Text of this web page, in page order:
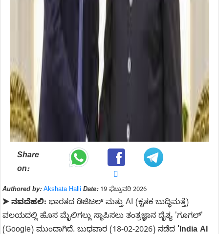
Share
on:
Authored by: Akshata Halli Date:19 ಫೆಬ್ರುವರಿ 2026
➤ ನವದೆಹಲಿ: ಭಾರತದ ಡಿಜಿಟಲ್ ಮತ್ತು AI (ಕೃತಕ ಬುದ್ಧಿಮತ್ತೆ)
ವಲಯದಲ್ಲಿ ಹೊಸ ಮೈಲಿಗಲ್ಲು ಸ್ಥಾಪಿಸಲು ತಂತ್ರಜ್ಞಾನ ದೈತ್ಯ 'ಗೂಗಲ್'
(Google) ಮುಂದಾಗಿದೆ. ಬುಧವಾರ (18-02-2026) ನಡೆದ 'India AI